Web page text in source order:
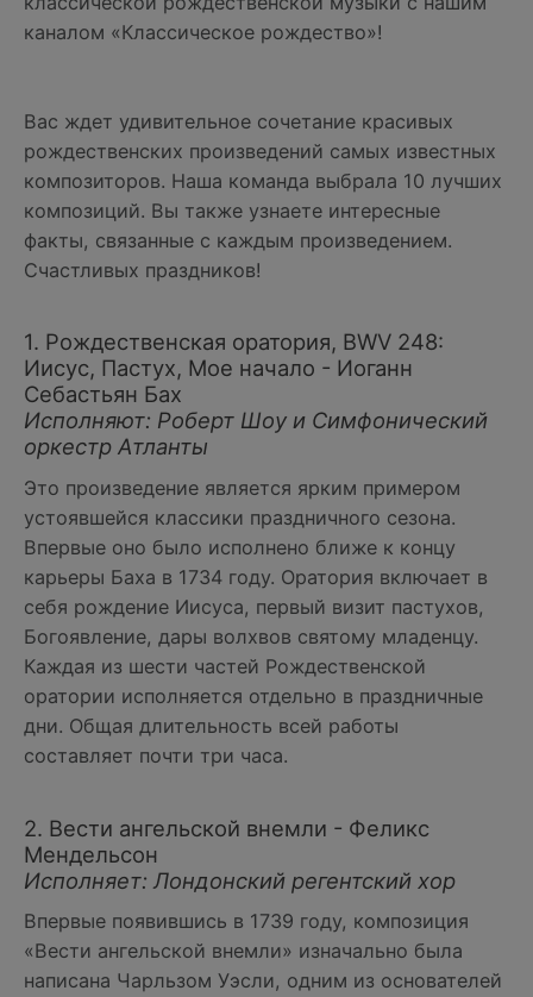
каналом «Классическое рождество»!
Вас ждет удивительное сочетание красивых
рождественских произведений самых известных
композиторов. Наша команда выбрала 10 лучших
композиций. Вы также узнаете интересные
факты, связанные с каждым произведением.
Счастливых праздников!
1. Рождественская оратория, BWV 248:
Иисус, Пастух, Мое начало - Иоганн
Себастьян Бах
Исполняют: Роберт Шоу и Симфонический
оркестр Атланты
Это произведение является ярким примером
устоявшейся классики праздничного сезона.
Впервые оно было исполнено ближе к концу
карьеры Баха в 1734 году. Оратория включает в
себя рождение Иисуса, первый визит пастухов,
Богоявление, дары волхвов святому младенцу.
Каждая из шести частей Рождественской
оратории исполняется отдельно в праздничные
дни. Общая длительность всей работы
составляет почти три часа.
2. Вести ангельской внемли - Феликс
Мендельсон
Исполняет: Лондонский регентский хор
Впервые появившись в 1739 году, композиция
«Вести ангельской внемли» изначально была
написана Чарльзом Уэсли, одним из основателей